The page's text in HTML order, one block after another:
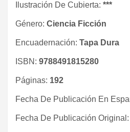
Ilustración De Cubierta: ***
Género: Ciencia Ficción
Encuadernación: Tapa Dura
ISBN: 9788491815280
Páginas: 192
Fecha De Publicación En
Fecha De Publicación Original: